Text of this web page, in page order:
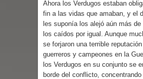
Ahora los Verdugos estaban
fin a las vidas que amaban, y el
les suponía los alejó aún más
los caídos por igual. Aunque
se forjaron una terrible
guerreros y campeones en la
los Verdugos en su conjunto se
borde del conflicto,